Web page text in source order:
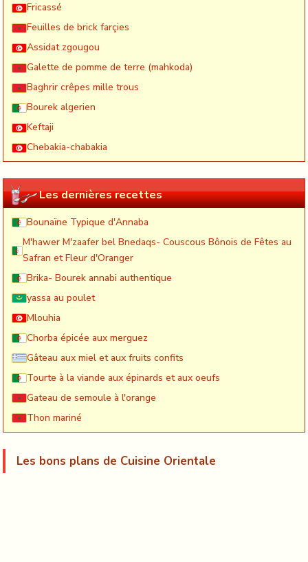
Fricassé
Feuilles de brick farçies
Assidat zgougou
Galette de pomme de terre (mahkoda)
Baghrir crêpes mille trous
Bourek algerien
Keftaji
Chebakia-chabakia
Les dernières recettes
Bounaïne Typique d'Annaba
M'hawer M'zaafer bel Bnedaqs- Couscous Bônois de Fêtes au
Safran et Fleur d'Oranger
Brika- Bourek annabi authentique
yassa au poulet
Mlouhia
Chorba épicée aux merguez
Gâteau aux miel et aux fruits confits
Tourte à la viande aux épinards et aux oeufs
Gateau de semoule à l'orange
Thon mariné
Les bons plans de Cuisine Orientale